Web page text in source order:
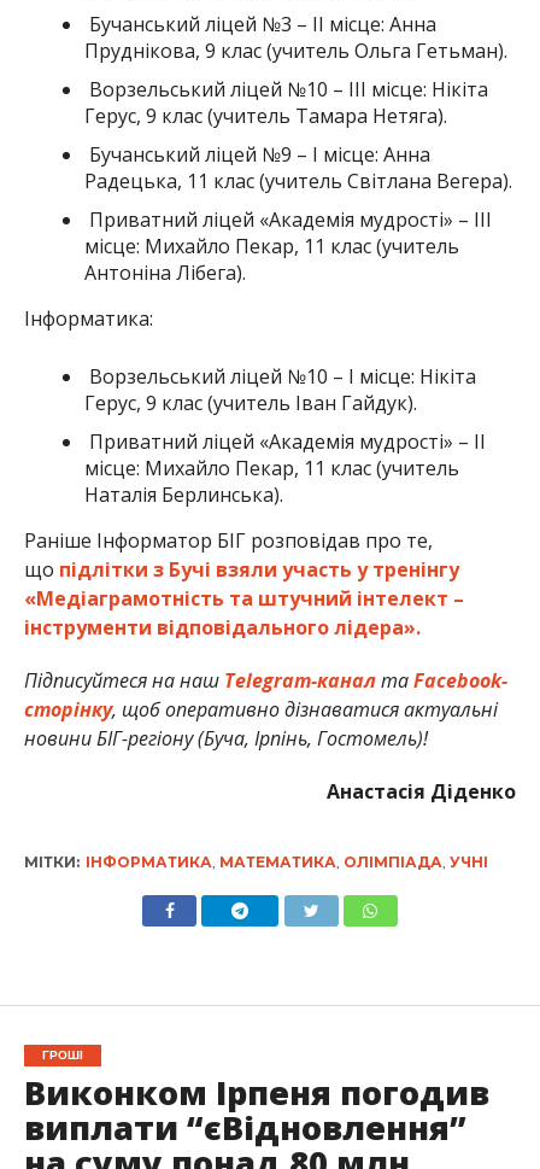
Бучанський ліцей №3 – ІІ місце: Анна
Пруднікова, 9 клас (учитель Ольга Гетьман).
Ворзельський ліцей №10 – ІІІ місце: Нікіта
Герус, 9 клас (учитель Тамара Нетяга).
Бучанський ліцей №9 – І місце: Анна
Радецька, 11 клас (учитель Світлана Вегера).
Приватний ліцей «Академія мудрості» – ІІІ
місце: Михайло Пекар, 11 клас (учитель
Антоніна Лібега).
Інформатика:
Ворзельський ліцей №10 – І місце: Нікіта
Герус, 9 клас (учитель Іван Гайдук).
Приватний ліцей «Академія мудрості» – ІІ
місце: Михайло Пекар, 11 клас (учитель
Наталія Берлинська).
Раніше Інформатор БІГ розповідав про те,
що підлітки з Бучі взяли участь у тренінгу
«Медіаграмотність та штучний інтелект –
інструменти відповідального лідера».
Підписуйтеся на наш Telegram-каналтаFacebook-
сторінку, щоб оперативно дізнаватися актуальні
новини БІГ-регіону (Буча, Ірпінь, Гостомель)!
Анастасія Діденко
МІТКИ: ІНФОРМАТИКА МАТЕМАТИКА ОЛІМПІАДА УЧНІ
ГРОШІ
Виконком Ірпеня погодив
виплати “єВідновлення”